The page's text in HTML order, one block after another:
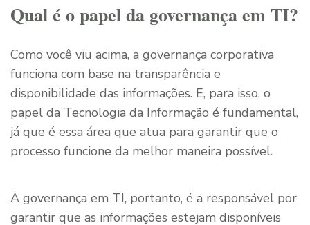
Qual é o papel da governança em TI?
Como você viu acima, a governança corporativa
funciona com base na transparência e
disponibilidade das informações. E, para isso, o
papel da Tecnologia da Informação é fundamental,
já que é essa área que atua para garantir que o
processo funcione da melhor maneira possível.
A governança em TI, portanto, é a responsável por
garantir que as informações estejam disponíveis